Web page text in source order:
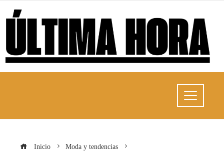
Inicio
Moda y tendencias